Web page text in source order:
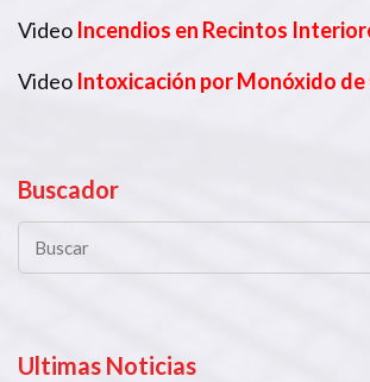
Video Incendios en Recintos
Video Intoxicación por Monóxido de
Buscador
Ultimas Noticias